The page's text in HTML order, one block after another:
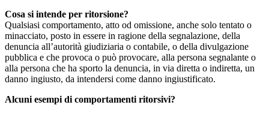
Cosa si intende per ritorsione?
Qualsiasi comportamento, atto od omissione, anche solo tentato o
minacciato, posto in essere in ragione della segnalazione, della
denuncia all’autorità giudiziaria o contabile, o della divulgazione
pubblica e che provoca o può provocare, alla persona segnalante o
alla persona che ha sporto la denuncia, in via diretta o indiretta, un
danno ingiusto, da intendersi come danno ingiustificato.
Alcuni esempi di comportamenti ritorsivi?